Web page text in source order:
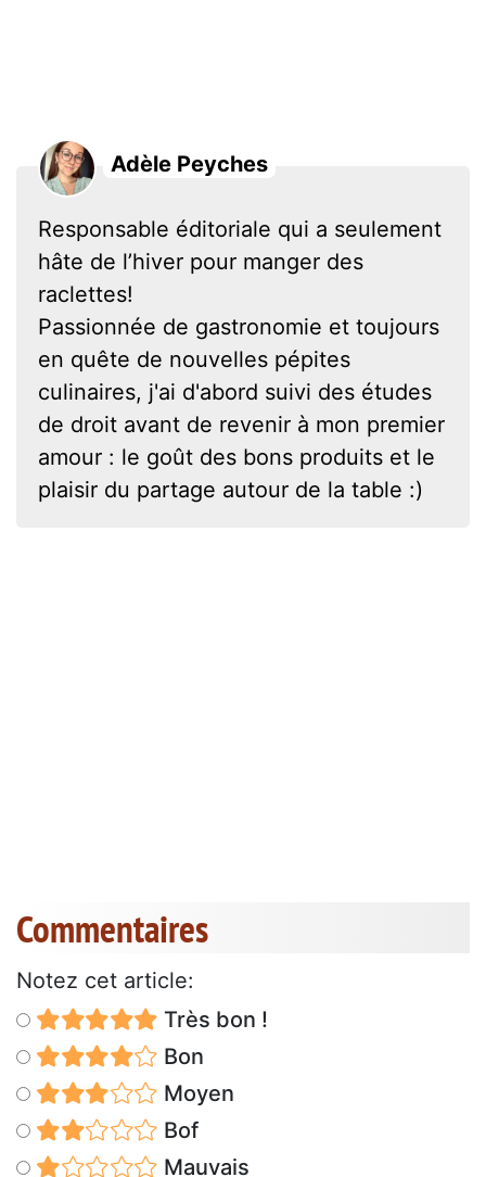
Adèle Peyches
Responsable éditoriale qui a seulement
hâte de l’hiver pour manger des
raclettes!
Passionnée de gastronomie et toujours
en quête de nouvelles pépites
culinaires, j'ai d'abord suivi des études
de droit avant de revenir à mon premier
amour : le goût des bons produits et le
plaisir du partage autour de la table :)
Commentaires
Notez cet article:
Très bon !
Bon
Moyen
Bof
Mauvais